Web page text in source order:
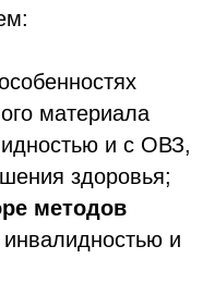
материала
и с ОВЗ,
здоровья;
методов
инвалидностью и